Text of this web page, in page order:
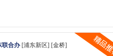
联合办[浦东新区] [金桥]